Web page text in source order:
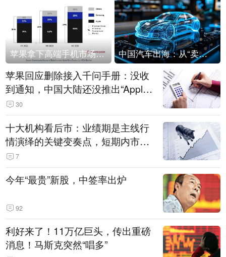
苹果拿下高端手机市场65%的份额：iPhone 17系列功不可没 中国汽车出海：从“卖出去”到“走进去”
苹果回应删除接入千问手册：没收
到通知，中国大陆还没推出“Apple
智能使用千问”功能
30
十大机构看后市：业绩期是主线行
情演绎的关键变奏点，短期内市场
或继续反弹，关注三条业绩主线
7
今年“最贵”新股，中签率出炉
92
利好来了！11万亿巨头，传出重磅
消息！马斯克突然“唱多”